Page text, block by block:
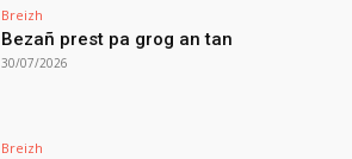
Breizh
Bezañ prest pa grog an tan
30/07/2026
Breizh